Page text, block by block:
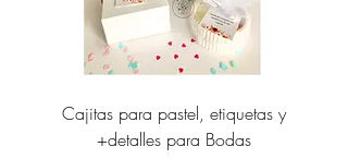
notificarnos, o al whatsapp (+593 9
9731 6639).
Cajitas para pastel, etiquetas y
+detalles para Bodas